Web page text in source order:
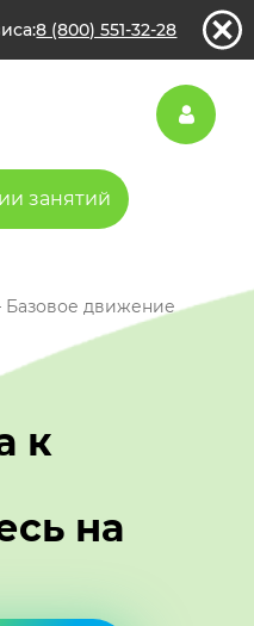
8 (800) 551-32-28
занятий
движение
к
на